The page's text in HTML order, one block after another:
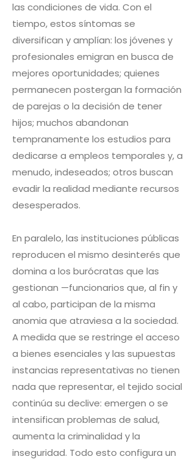
las condiciones de vida. Con el
tiempo, estos síntomas se
diversifican y amplían: los jóvenes y
profesionales emigran en busca de
mejores oportunidades; quienes
permanecen postergan la formación
de parejas o la decisión de tener
hijos; muchos abandonan
tempranamente los estudios para
dedicarse a empleos temporales y, a
menudo, indeseados; otros buscan
evadir la realidad mediante recursos
desesperados.
En paralelo, las instituciones públicas
reproducen el mismo desinterés que
domina a los burócratas que las
gestionan —funcionarios que, al fin y
al cabo, participan de la misma
anomia que atraviesa a la sociedad.
A medida que se restringe el acceso
a bienes esenciales y las supuestas
instancias representativas no tienen
nada que representar, el tejido social
continúa su declive: emergen o se
intensifican problemas de salud,
aumenta la criminalidad y la
inseguridad. Todo esto configura un